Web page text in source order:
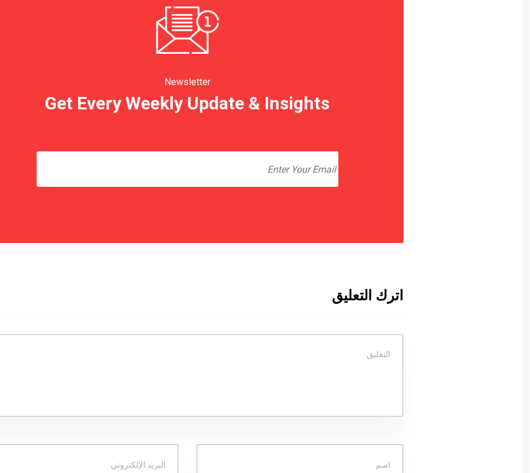
Newsletter
Get Every Weekly Update & Insights
اترك التعليق